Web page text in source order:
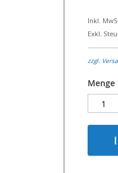
zzgl.
Menge